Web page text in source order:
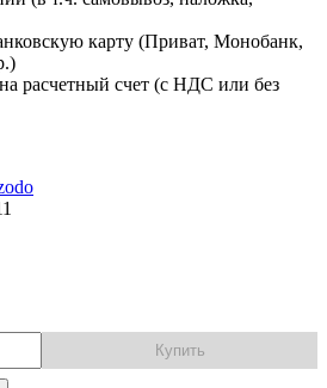
карту (Приват, Монобанк,
расчетный счет (с НДС или без
Купить